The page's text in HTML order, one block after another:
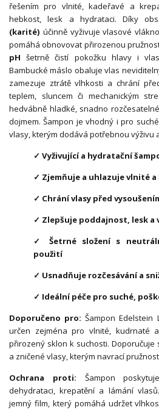
řešením pro vlnité, kadeřavé a
hebkost, lesk a hydrataci. Díky
(karité) účinně vyživuje vlasové
pomáhá obnovovat přirozenou
pH šetrně čistí pokožku hlavy i
Bambucké máslo obaluje vlas
zamezuje ztrátě vlhkosti a chrání
teplem, sluncem či mechanickým
hedvábně hladké, snadno
dojmem. Šampon je vhodný i pro
vlasy, kterým dodává potřebnou výživu
✓ Vyživující a hydratační
✓ Zjemňuje a uhlazuje vlnité
✓ Chrání vlasy před
✓ Zlepšuje poddajnost, lesk a
✓ Šetrné složení s
použití
✓ Usnadňuje rozčesávání a
✓ Ideální péče pro suché,
Doporučeno pro:Šampon Edelstein
určen zejména pro vlnité, kudrnaté
přirozený sklon k suchosti.
a zničené vlasy, kterým navrací
Ochrana proti: Šampon
dehydrataci, krepatění a lámání
jemný film, který pomáhá udržet